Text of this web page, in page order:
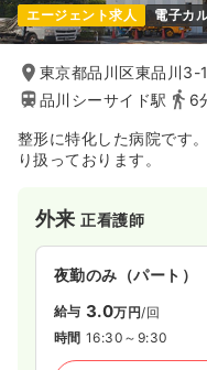
エージェント求人 電子カ
東京都品川区東品川3-
品川シーサイド駅
6
整形に特化した病院です
り扱っております。
外来正看護師
夜勤のみ（パート）
給与 3.0万円/回
時間 16:30～9:30